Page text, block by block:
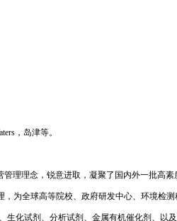
，岛津等。
管理理念，锐意进取，凝聚了国内外一批高
为全球高等院校、政府研发中心、环境
化试剂、分析试剂、金属有机催化剂、以